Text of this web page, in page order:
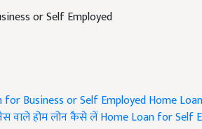
वाले होम लोन कैसे लें Home Loan for Self